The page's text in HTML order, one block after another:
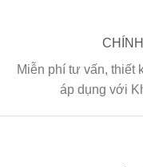
Miễn phí tư vấn, thiết
áp dụng với